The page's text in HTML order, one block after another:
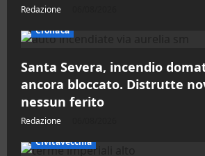
Redazione
Cronaca
Santa Severa, incendio
ancora bloccato. Distrutte
nessun ferito
Redazione
Civitavecchia